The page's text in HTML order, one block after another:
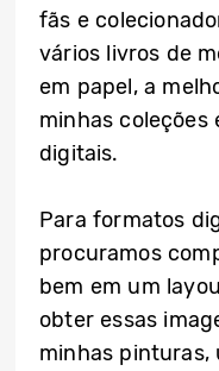
fãs e
vários livros de
em papel, a
minhas coleções
digitais.
Para formatos
procuramos
bem em um
obter essas
minhas pinturas,